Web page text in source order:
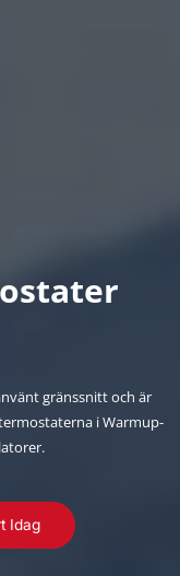
gränssnitt och är
i Warmup-
Idag